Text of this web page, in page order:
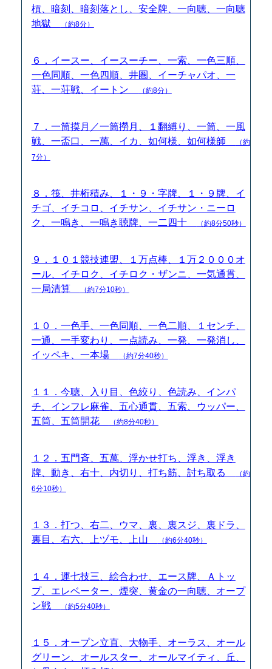
槓、暗刻、暗刻落とし、安全牌、一向聴、一向聴
地獄
（約8分）
６．イースー、イースーチー、一索、一色三順、
一色同順、一色四順、井圏、イーチャパオ、一
荘、一荘戦、イートン
（約8分）
７．一筒摸月／一筒撈月、１翻縛り、一筒、一風
戦、一盃口、一萬、イカ、如何様、如何様師
（約
7分）
８．筏、井桁積み、１・９・字牌、１・９牌、イ
チゴ、イチコロ、イチサン、イチサン・ニーロ
ク、一鳴き、一鳴き聴牌、一二四十
（約8分50秒）
９．１０１競技連盟、１万点棒、１万２０００オ
ール、イチロク、イチロク・ザンニ、一気通貫、
一局清算
（約7分10秒）
１０．一色手、一色同順、一色二順、１センチ、
一通、一手変わり、一点読み、一発、一発消し、
イッペキ、一本場
（約7分40秒）
１１．今聴、入り目、色絞り、色読み、インパ
チ、インフレ麻雀、五心通貫、五索、ウッパー、
五筒、五筒開花
（約8分40秒）
１２．五門斉、五萬、浮かせ打ち、浮き、浮き
牌、動き、右十、内切り、打ち筋、討ち取る
（約
6分10秒）
１３．打つ、右二、ウマ、裏、裏スジ、裏ドラ、
裏目、右六、上ヅモ、上山
（約6分40秒）
１４．運七技三、絵合わせ、エース牌、Ａトッ
プ、エレベーター、煙突、黄金の一向聴、オープ
ン戦
（約5分40秒）
１５．オープン立直、大物手、オーラス、オール
グリーン、オールスター、オールマイティ、丘、